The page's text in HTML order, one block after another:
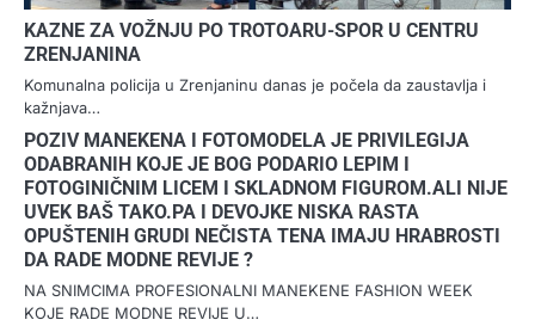
KAZNE ZA VOŽNJU PO TROTOARU-SPOR U CENTRU
ZRENJANINA
Komunalna policija u Zrenjaninu danas je počela da zaustavlja i
kažnjava…
POZIV MANEKENA I FOTOMODELA JE PRIVILEGIJA
ODABRANIH KOJE JE BOG PODARIO LEPIM I
FOTOGINIČNIM LICEM I SKLADNOM FIGUROM.ALI NIJE
UVEK BAŠ TAKO.PA I DEVOJKE NISKA RASTA
OPUŠTENIH GRUDI NEČISTA TENA IMAJU HRABROSTI
DA RADE MODNE REVIJE ?
NA SNIMCIMA PROFESIONALNI MANEKENE FASHION WEEK
KOJE RADE MODNE REVIJE U…